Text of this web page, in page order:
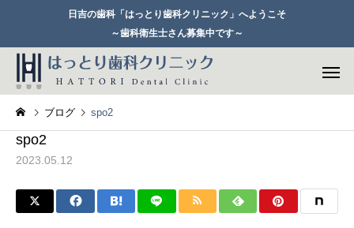
日吉の歯科「はっとり歯科クリニック」へようこそ
～歯科衛生士さん募集中です～
ブログ spo2
spo2
2023.05.12